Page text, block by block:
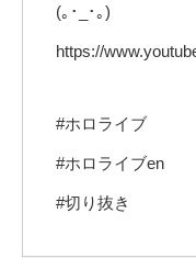
(｡･_･｡)
https://
#ホロライブ
#ホロライブen
#切り抜き